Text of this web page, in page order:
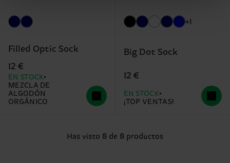
Filled Optic Sock
12 €
EN STOCK
MEZCLA DE
ALGODÓN
ORGÁNICO
+1
Big Dot Sock
12 €
EN STOCK
¡TOP VENTAS!
Has visto 8 de 8 productos